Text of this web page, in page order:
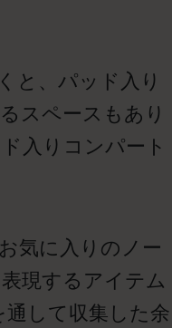
と、パッド入り
スペースもあり
入りコンパート
気に入りのノー
現するアイテム
して収集した余